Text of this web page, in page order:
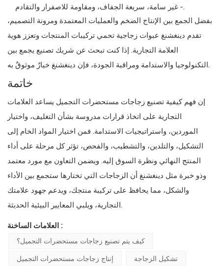
- غير سامة، سريعة الجفاف، ومقاومة للاصفرار والتقادم.
بفضل الجمع بين الإنتاج الضخم والعمليات المعتمدة ومرونة التصميم،
تقدم دينغشنغ عبوات زجاجية تحمي تركيبات المنتجات وتعزز هوية
العلامة التجارية. إذا كنت تبحث عن شريك تصنيع يجمع بين
التكنولوجيا والاستدامة ومراقبة الجودة، فإن دينغشنغ خيارٌ موثوقٌ به.
خاتمة
إن فهم كيفية تصنيع زجاجات مستحضرات التجميل يساعد العلامات
التجارية على اتخاذ قرارات مدروسة بشأن التغليف، واختيار
الموردين، واستراتيجيات الاستدامة. فمن اختيار المواد الخام إلى
التشكيل، والتلدين، والتشطيب، والفحص، تؤثر كل مرحلة على أداء
المنتج النهائي ونظرة السوق إليه. ويضمن التعاون مع مورد معتمد
وذو خبرة مثل دينغشنغ أن الزجاجات التي تختارها ستجمع بين الأداء
والشكل، مما يحافظ على تركيبة منتجك، ويدعم جهود علامتك
التجارية، ويلبي المعايير البيئية الحديثة.
العلامات الساخنة :
كيف يتم تصنيع زجاجات مستحضرات التجميل؟
إنتاج زجاجات مستحضرات التجميل تشكيل الزجاجة